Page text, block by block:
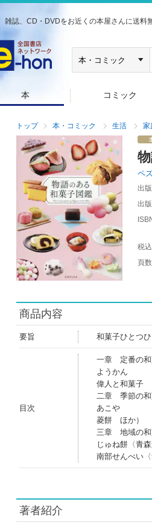
雑誌、CD・DVDをお近くの本屋さんに送料
本 コミック
トップ 本・コミック 生活 家
ペ
出
出
税
頁
商品内容
要旨 和菓子ひとつ
目次
一章 定番の和
ようかん
偉人と和菓子
二章 季節の和
あこや
菱餅 ほか）
三章 地域の和
じゅね餅〈青森
南部せんべい
著者紹介